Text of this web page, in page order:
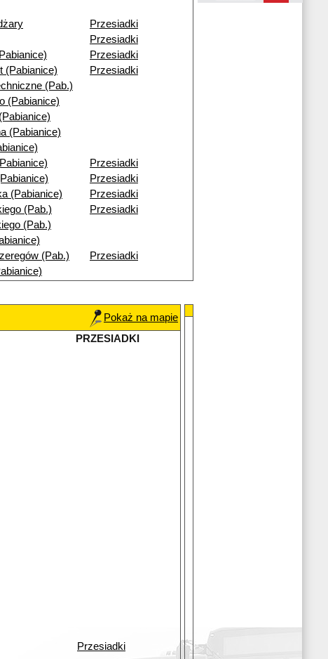
Przesiadki
Przesiadki
Przesiadki
(Pabianice)
Przesiadki
(Pab.)
(Pabianice)
(Pabianice)
Przesiadki
Przesiadki
(Pabianice)
Przesiadki
(Pab.)
Przesiadki
(Pab.)
(Pab.)
Przesiadki
Pokaż na mapie
PRZESIADKI
Przesiadki